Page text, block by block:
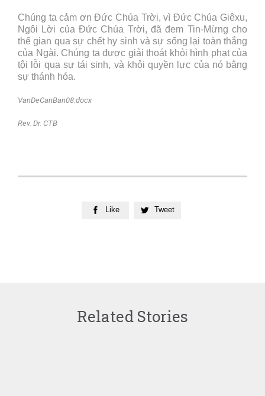
Chúng ta cảm ơn Đức Chúa Trời, vì Đức Chúa Giêxu,
Ngôi Lời của Đức Chúa Trời, đã đem Tin-Mừng cho
thế gian qua sự chết hy sinh và sự sống lại toàn thắng
của Ngài. Chúng ta được giải thoát khỏi hình phạt của
tội lỗi qua sự tái sinh, và khỏi quyền lực của nó bằng
sự thánh hóa.
VanDeCanBan08.docx
Rev. Dr. CTB
 Like  Tweet
Related Stories